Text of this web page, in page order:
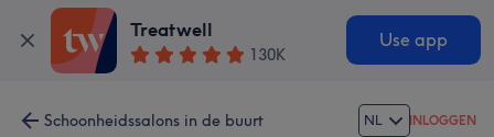
Treatwell
130K
Use app
Schoonheidssalons in de buurt NL INLOGGEN